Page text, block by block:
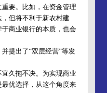
要。比如，在资金管理
但将不利于新农村建
商业银行的本质，也会
提出了“双层经营”等发
久拖不决。为实现商业
优选择，从这个角度来